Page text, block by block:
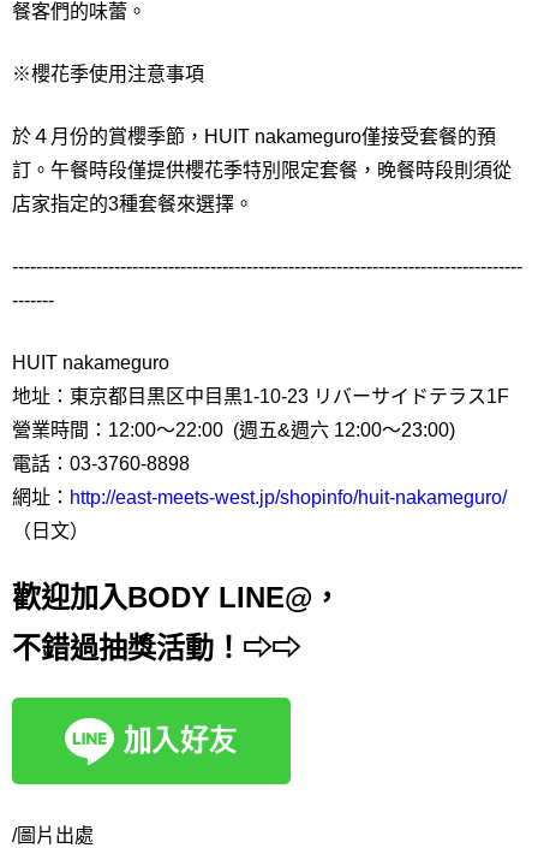
餐客們的味蕾。
※櫻花季使用注意事項
於４月份的賞櫻季節，HUIT nakameguro僅接受套餐的預
訂。午餐時段僅提供櫻花季特別限定套餐，晚餐時段則須從
店家指定的3種套餐來選擇。
-------------------------------------------------------------------------------------
-------
HUIT nakameguro
地址：東京都目黒区中目黒1-10-23 リバーサイドテラス1F
營業時間：12:00～22:00 (週五&週六 12:00～23:00)
電話：03-3760-8898
網址： http://east-meets-west.jp/shopinfo/huit-nakameguro/
（日文）
歡迎加入BODY LINE@，
不錯過抽獎活動！⇨⇨
/圖片出處